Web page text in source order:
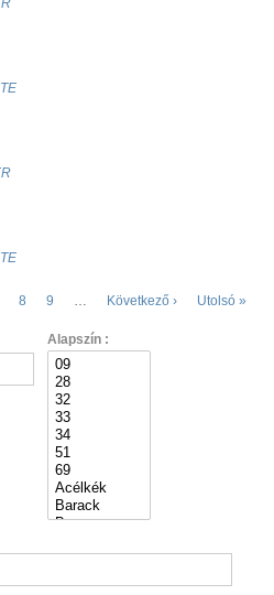
8 9 … Következő › Utolsó »
Alapszín :